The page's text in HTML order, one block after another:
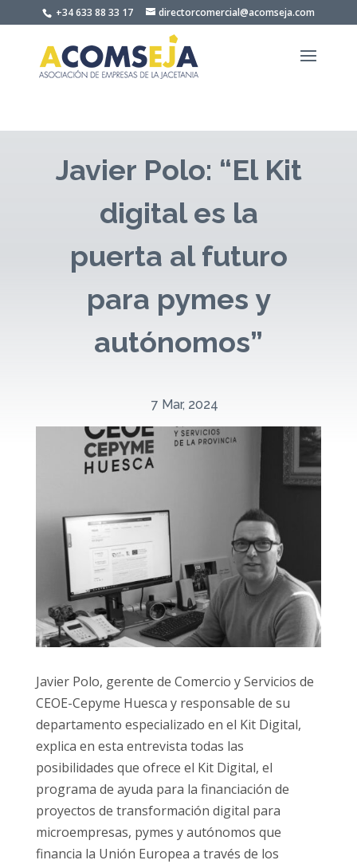
to
+34 633 88 33 17 directorcomercial@acomseja.com
Javier Polo: “El Kit
digital es la
puerta al futuro
para pymes y
autónomos”
7 Mar, 2024
Javier Polo, gerente de Comercio y Servicios de
CEOE-Cepyme Huesca y responsable de su
departamento especializado en el Kit Digital,
explica en esta entrevista todas las
posibilidades que ofrece el Kit Digital, el
programa de ayuda para la financiación de
proyectos de transformación digital para
microempresas, pymes y autónomos que
financia la Unión Europea a través de los